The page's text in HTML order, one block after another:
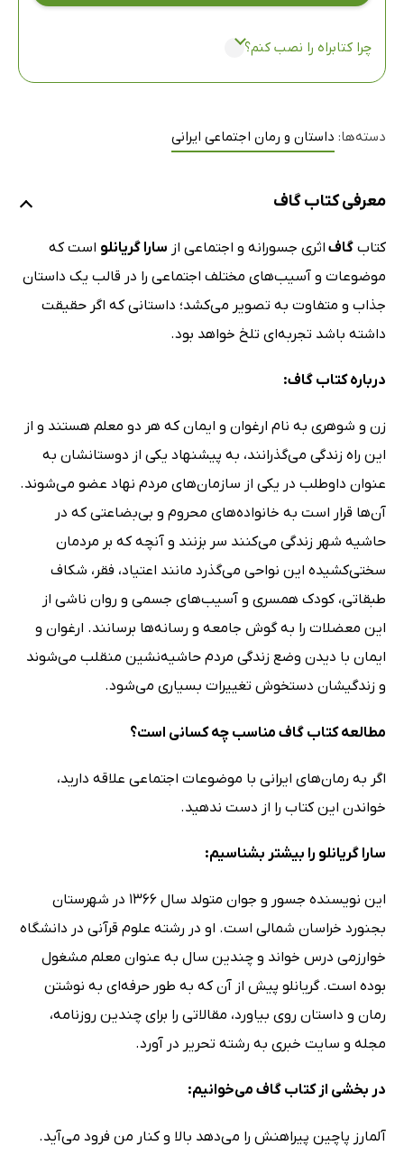
چرا کتابراه را نصب کنم؟
دسته‌ها: داستان و رمان اجتماعی ایرانی
معرفی کتاب گاف
کتاب گاف اثری جسورانه و اجتماعی از سارا گریانلو است که
موضوعات و آسیب‌های مختلف اجتماعی را در قالب یک داستان
جذاب و متفاوت به تصویر می‌کشد؛ داستانی که اگر حقیقت
داشته باشد تجربه‌ای تلخ خواهد بود.
درباره کتاب گاف:
زن و شوهری به نام ارغوان و ایمان که هر دو معلم هستند و از
این راه زندگی می‌گذرانند، به پیشنهاد یکی از دوستانشان به
عنوان داوطلب در یکی از سازمان‌های مردم نهاد عضو می‌شوند.
آن‌ها قرار است به خانواده‌های محروم و بی‌بضاعتی که در
حاشیه شهر زندگی می‌کنند سر بزنند و آنچه که بر مردمان
سختی‌کشیده این نواحی می‌گذرد مانند اعتیاد، فقر، شکاف
طبقاتی، کودک همسری و آسیب‌های جسمی و روان ناشی از
این معضلات را به گوش جامعه و رسانه‌ها برسانند. ارغوان و
ایمان با دیدن وضع زندگی مردم حاشیه‌نشین منقلب می‌شوند
و زندگیشان دستخوش تغییرات بسیاری می‌شود.
مطالعه کتاب گاف مناسب چه کسانی است؟
اگر به رمان‌های ایرانی با موضوعات اجتماعی علاقه دارید،
خواندن این کتاب را از دست ندهید.
سارا گریانلو را بیشتر بشناسیم:
این نویسنده جسور و جوان متولد سال 1366 در شهرستان
بجنورد خراسان شمالی است. او در رشته علوم قرآنی در دانشگاه
خوارزمی درس خواند و چندین سال به عنوان معلم مشغول
بوده است. گریانلو پیش از آن که به طور حرفه‌ای به نوشتن
رمان و داستان روی بیاورد، مقالاتی را برای چندین روزنامه،
مجله و سایت خبری به رشته تحریر در آورد.
در بخشی از کتاب گاف می‌خوانیم:
آلمارز پاچین پیراهنش را می‌دهد بالا و کنار من فرود می‌آید.